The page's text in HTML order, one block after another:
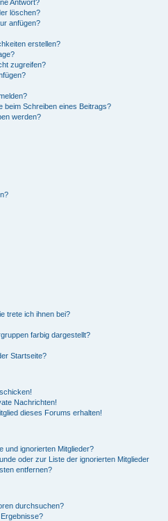
Antwort?
löschen?
anfügen?
erstellen?
zugreifen?
beim Schreiben eines Beitrags?
werden?
trete ich ihnen bei?
farbig dargestellt?
Startseite?
Nachrichten!
dieses Forums erhalten!
und ignorierten Mitglieder?
oder zur Liste der ignorierten Mitglieder
entfernen?
durchsuchen?